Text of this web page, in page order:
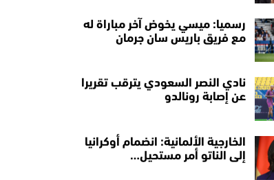
رسميا: ميسي يخوض آخر مباراة له
مع فريق باريس سان جرمان
نادي النصر السعودي يترقب تقريرا
عن إصابة رونالدو
الخارجية الألمانية: انضمام أوكرانيا
إلى الناتو أمر مستحيل…